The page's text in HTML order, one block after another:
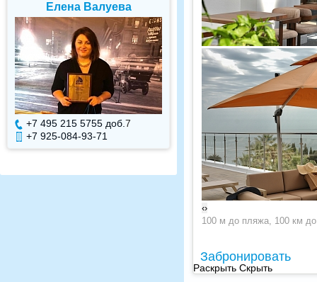
Елена Валуева
+7 495 215 5755 доб. 7
+7 925-084-93-71
Светлана
+7 495 215 5755 доб.
+7 925-084-93-70
‹›
100 м до пляжа, 100 км
Забронировать
Раскрыть Скрыть